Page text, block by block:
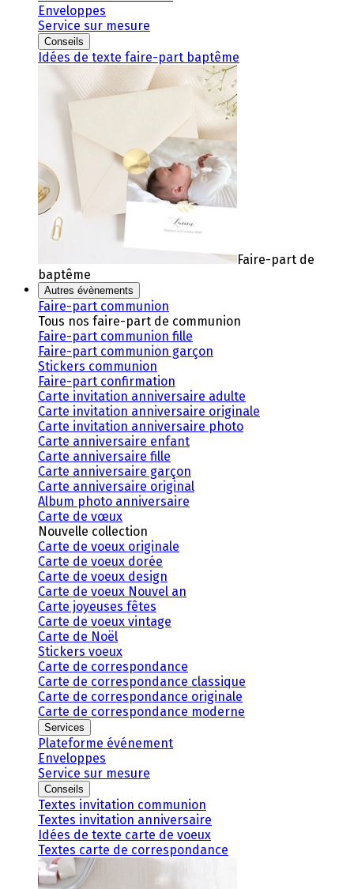
Enveloppes
Service sur mesure
Conseils
Idées de texte faire-part baptême
Faire-part de
baptême
Autres évènements
Faire-part communion
Tous nos faire-part de communion
Faire-part communion fille
Faire-part communion garçon
Stickers communion
Faire-part confirmation
Carte invitation anniversaire adulte
Carte invitation anniversaire originale
Carte invitation anniversaire photo
Carte anniversaire enfant
Carte anniversaire fille
Carte anniversaire garçon
Carte anniversaire original
Album photo anniversaire
Carte de vœux
Nouvelle collection
Carte de voeux originale
Carte de voeux dorée
Carte de voeux design
Carte de voeux Nouvel an
Carte joyeuses fêtes
Carte de voeux vintage
Carte de Noël
Stickers voeux
Carte de correspondance
Carte de correspondance classique
Carte de correspondance originale
Carte de correspondance moderne
Services
Plateforme événement
Enveloppes
Service sur mesure
Conseils
Textes invitation communion
Textes invitation anniversaire
Idées de texte carte de voeux
Textes carte de correspondance